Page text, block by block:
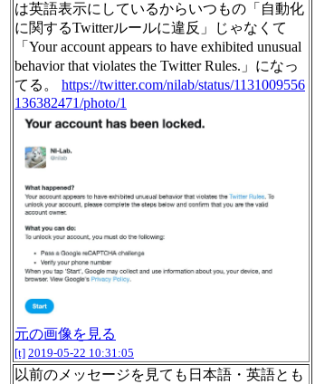
は英語表示にしているからいつもの「自動化
に関するTwitterルールに違反」じゃなくて
「Your account appears to have exhibited unusual
behavior that violates the Twitter Rules.」になっ
てる。 https://twitter.com/nilab/status/1131009556
136382471/photo/1
元の画像を見る
[t] 2019-05-22 10:31:05
以前のメッセージを見ても日本語・英語とも